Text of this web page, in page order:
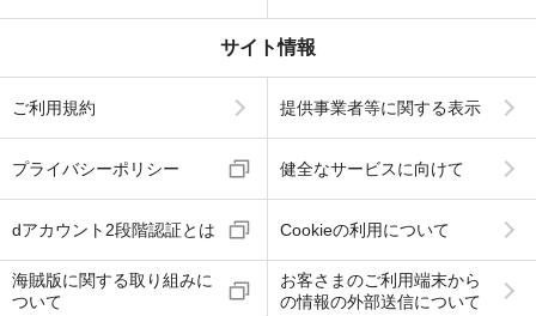
サイト情報
ご利用規約 提供事業者等に関する表示
プライバシーポリシー 健全なサービスに向けて
dアカウント2段階認証とは Cookieの利用について
海賊版に関する取り組みに
ついて
お客さまのご利用端末から
の情報の外部送信について